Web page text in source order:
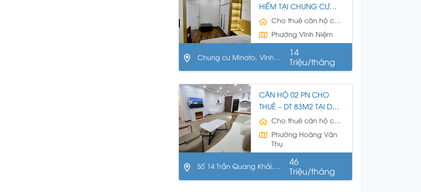
HIẾM TẠI CHUNG CƯ
MINATO NHẬT BẢN –
VĨNH NIỆM – LC – HP
Cho thuê căn hộ chung cư
Phường Vĩnh Niệm
Chung cư Minato, Vĩnh
Niệm, lê Chân
14
Triệu/tháng
CĂN HỘ 02 PN CHO
THUÊ – DT 83M2 TẠI DỰ
ÁN BRG LEGEND HẢI
PHÒNG
Cho thuê căn hộ chung cư
Phường Hoàng Văn
Thụ
Số 14 Trần Quang Khải,
46
Triệu/tháng